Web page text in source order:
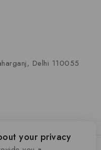
Delhi 110055
your privacy